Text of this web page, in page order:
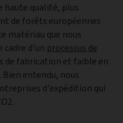
haute qualité, plus
de forêts européennes
matériau que nous
cadre d'un processus de
de fabrication et faible en
entendu, nous
d'expédition qui